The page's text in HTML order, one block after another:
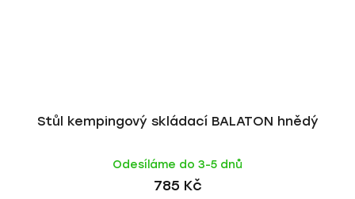
Stůl kempingový skládací BALATON hnědý
Odesíláme do 3-5 dnů
785 Kč